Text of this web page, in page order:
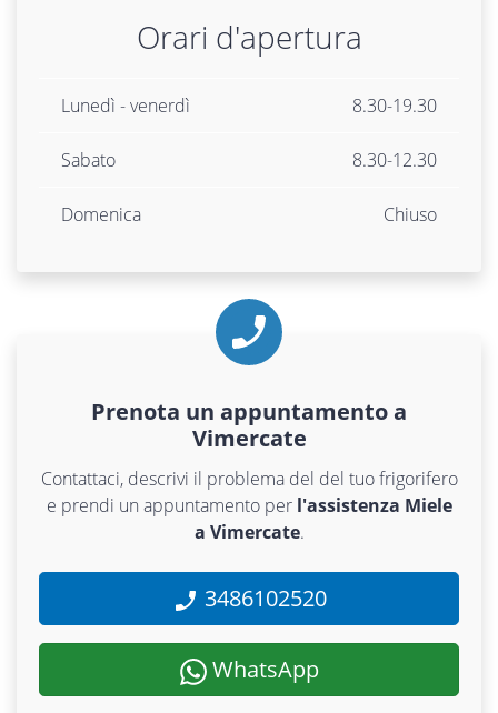
Orari d'apertura
Lunedì - venerdì 8.30-19.30
Sabato 8.30-12.30
Domenica Chiuso
Prenota un appuntamento a
Vimercate
Contattaci, descrivi il problema del del tuo frigorifero
e prendi un appuntamento per l'assistenza Miele
a Vimercate.
3486102520
WhatsApp